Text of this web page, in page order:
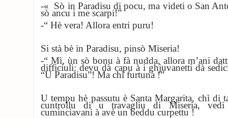
-« Sò in Paradisu di pocu, ma videti o San
sò ancu i me scarpi!”
-“ Hè vera! Allora entri puru!
Si stà bè in Paradisu, pinsò Miseria!
-“ Mì, ùn sò bonu à fà nudda, allora m’ani
difficiuli: devu dà capu à i ghjuvanetti dà
“U Paradisu”! Ma chì furtuna !”
U tempu hè passutu è Santa Margarita, chì di
cuntrollu di u travagliu di Miseria,
cuminciavani à avè un beddu curpettu !